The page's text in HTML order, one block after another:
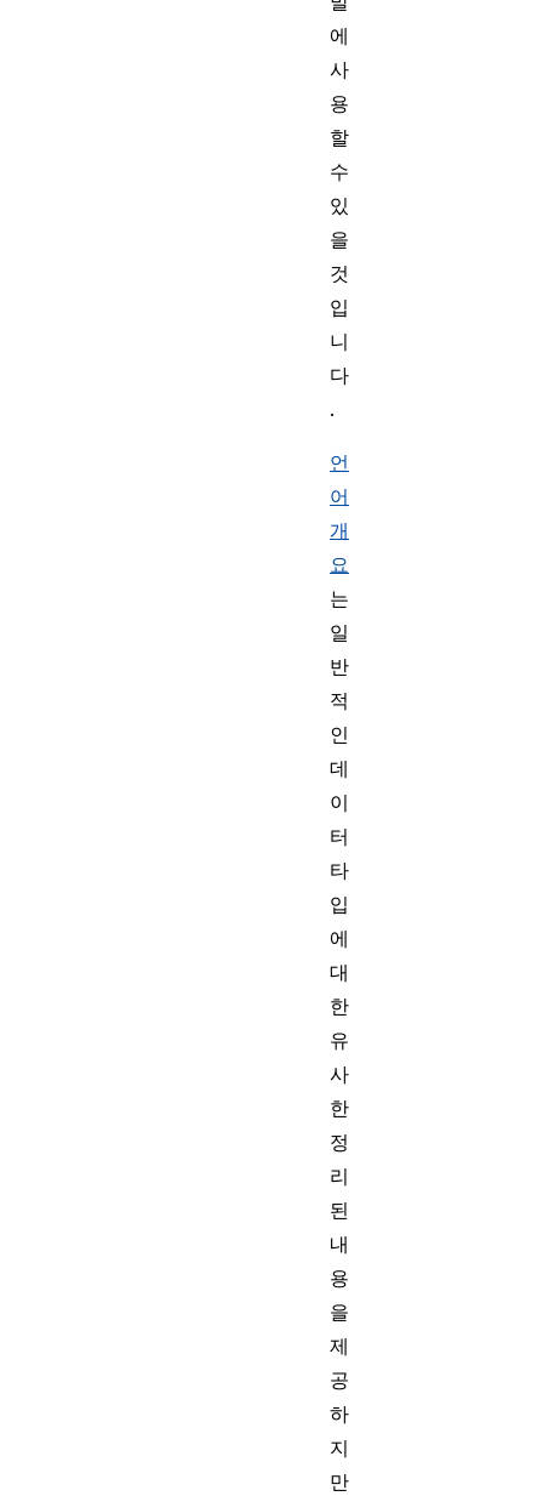
에
사
용
할
수
있
을
것
입
니
다
.
언
어
개
요
는
일
반
적
인
데
이
터
타
입
에
대
한
유
사
한
정
리
된
내
용
을
제
공
하
지
만